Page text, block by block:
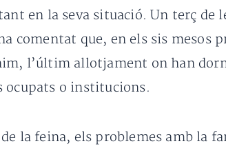
en la seva situació. Un terç de
comentat que, en els sis mesos
l’últim allotjament on han
ocupats o institucions.
la feina, els problemes amb la